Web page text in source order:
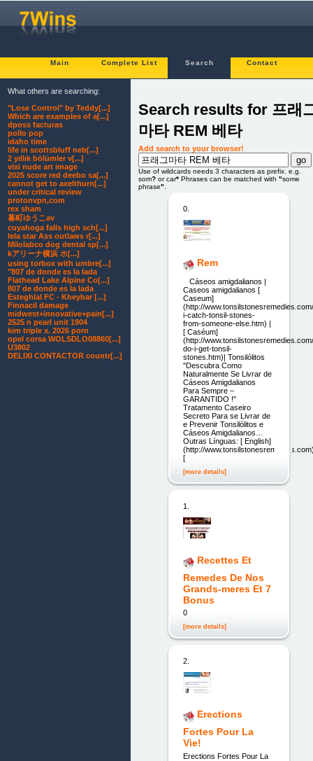
Main Complete List Search Contact
Search results for 프래
마타 REM 베타
Add search to your browser!
Use of wildcards needs 3 characters as prefix. e.g.
som? or car* Phrases can be matched with "some
phrase".
0.
Rem
Cáseos amigdalianos |
Caseos amigdalianos [
Caseum]
(http://
i-catch-tonsil-stones-
from-someone-else.htm) |
[ Caséum]
(http://
do-i-get-tonsil-
stones.htm)| Tonsilólitos
"Descubra Como
Naturalmente Se Livrar de
Cáseos Amigdalianos
Para Sempre –
GARANTIDO !"
Tratamento Caseiro
Secreto Para se Livrar de
e Prevenir Tonsilólitos e
Cáseos Amigdalianos…
Outras Línguas: [ English]
(http://
[
[more details]
1.
Recettes Et
Remedes De Nos
Grands-meres Et 7
Bonus
0
[more details]
2.
Erections
Fortes Pour La
Vie!
Erections Fortes Pour La
What others are searching:
"Lose Control" by Teddy[...]
Which are examples of a[...]
dposs facturas
pollo pop
idaho time
life in scottsbluff neb[...]
2 yıllık bölümler v[...]
vixi nude art image
2025 score red deebo sa[...]
cannot get to axelthurn[...]
under critical review
protonvpn,com
rex sham
暮町ゆうこav
cuyahoga falls high sch[...]
lela star Ass outlaws r[...]
Milolabco dog dental sp[...]
kアリーナ横浜 ホ[...]
using torbox with umbre[...]
"807 de donde es la lada
Flathead Lake Alpine Co[...]
807 de donde es la lada
Esteghlal FC - Kheybar [...]
Finnacil damage
midwest+innovative+pain[...]
2525 n pearl unit 1904
kim triple x. 2026 porn
opel corsa WOLSDLO08860[...]
U3802
DELIXI CONTACTOR countr[...]